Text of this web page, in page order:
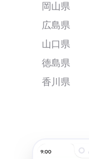
岡山県
広島県
山口県
徳島県
香川県